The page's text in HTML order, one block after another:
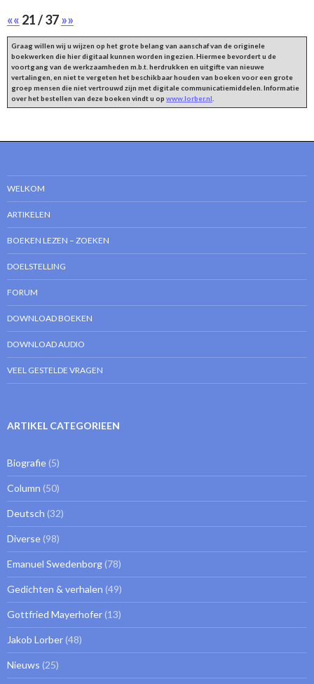
«« 21 / 37»»
Graag willen wij u wijzen op het grote belang van aanschaf van de originele
boekwerken die hier digitaal kunnen worden ingezien. Hiermee bevordert u de
voortgang van de werkzaamheden m.b.t. herdrukken en uitgifte van nieuwe
vertalingen, en niet te vergeten het beschikbaar houden van boeken voor een grote
groep mensen die niet vertrouwd zijn met digitale communicatiemiddelen. Informatie
over het bestellen van deze boeken vindt u op www.lorber.nl
WELKOM
ARTIKELEN
BOEKEN LEZEN – ZOEKEN
DOELSTELLING
FORUM
DOWNLOAD BOEKEN
DOWNLOAD AUDIO
VEEL GESTELDE VRAGEN
ARTIKEL CATEGORIEEN
Biografie (5)
Column (50)
Deutsch (32)
Diverse (98)
Emanuel Swedenborg (78)
Gedichten & verhalen (49)
Gottfried Mayerhofer (13)
Jakob Lorber (48)
Nieuws (25)